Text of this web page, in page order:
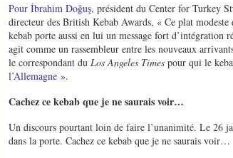
Pour İbrahim Doğuş, président du Center for Turkey
directeur des British Kebab Awards, « Ce plat modeste
kebab porte aussi en lui un message fort d’intégration
agit comme un rassembleur entre les nouveaux
le correspondant du Los Angeles Times pour qui le
l’Allemagne ».
Cachez ce kebab que je ne saurais voir…
Un discours pourtant loin de faire l’unanimité. Le 26
dans la porte. Cachez ce kebab que je ne saurais voir…